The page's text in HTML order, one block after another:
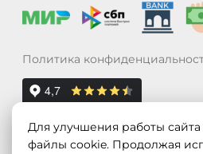
Политика
Для улучшения работы
файлы cookie. Продолжая